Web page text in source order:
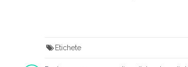
Etichete